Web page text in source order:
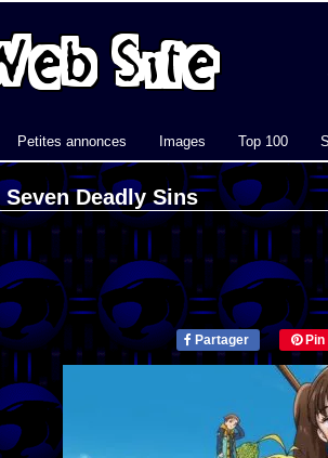
Petites annonces Images Top 100
Deadly Sins
Partager Pin